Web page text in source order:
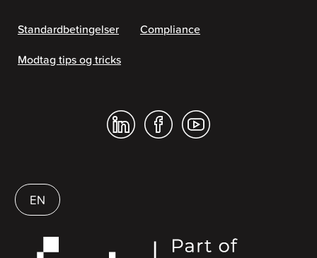
Standardbetingelser
Compliance
Modtag tips og tricks
EN